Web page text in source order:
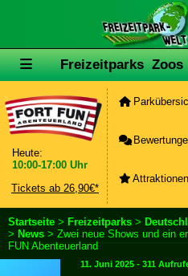
Freizeitparks Zoos
Heute:
10:00-17:00 Uhr
Tickets ab 26,90€*
Attraktionen
Startseite > Freizeitparks >
> News > Zwei neue Shows und ein
FUN Abenteuerland
11. Juni 2025 - 311